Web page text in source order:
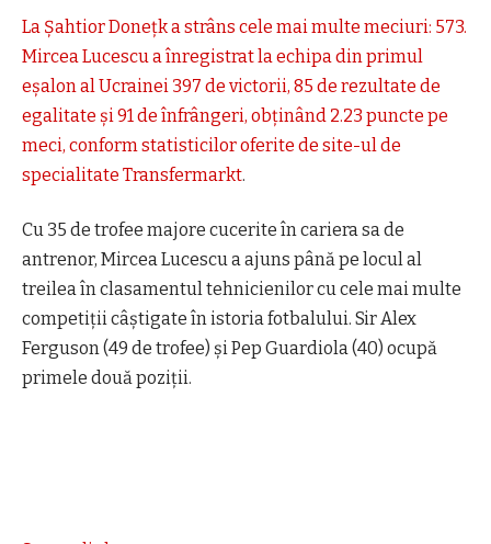
La Șahtior Donețk a strâns cele mai multe meciuri: 573.
Mircea Lucescu a înregistrat la echipa din primul
eșalon al Ucrainei 397 de victorii, 85 de rezultate de
egalitate și 91 de înfrângeri, obținând 2.23 puncte pe
meci, conform statisticilor oferite de site-ul de
specialitate Transfermarkt.
Cu 35 de trofee majore cucerite în cariera sa de
antrenor, Mircea Lucescu a ajuns până pe locul al
treilea în clasamentul tehnicienilor cu cele mai multe
competiții câștigate în istoria fotbalului. Sir Alex
Ferguson (49 de trofee) și Pep Guardiola (40) ocupă
primele două poziții.